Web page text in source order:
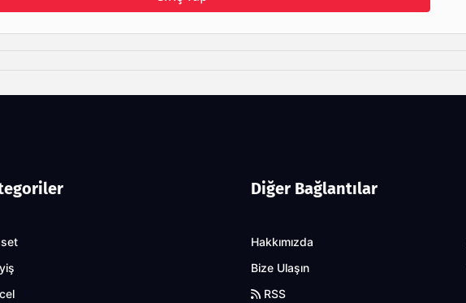
Diğer Bağlantılar
Hakkımızda
Bize Ulaşın
RSS